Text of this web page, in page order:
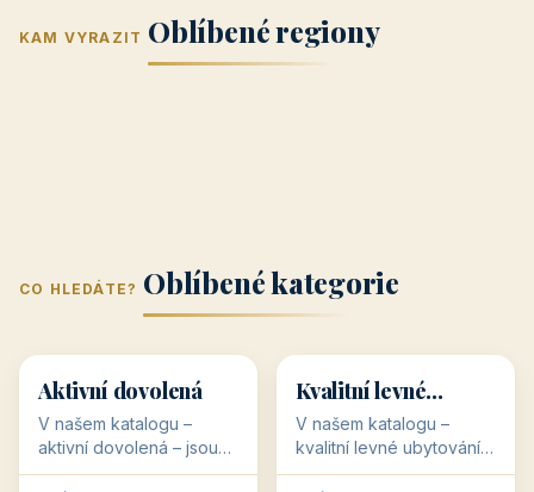
KAM VYRAZIT Oblíbené regiony
(Jihomoravský
kraj)
kraj)
Zlínský kraj Žilinský
Karlovarský
Střední Čechy
(Středočeský
CO HLEDÁTE? Oblíbené kategorie
🥾 36 objektů
Aktivní dovolená
V našem katalogu –
aktivní dovolená – jsou
pro Vás připraveny
💰
💰
34 objektů
Kvalitní levné
ubytování
V našem katalogu –
kvalitní levné ubytování –
jsou pro Vás připraveny